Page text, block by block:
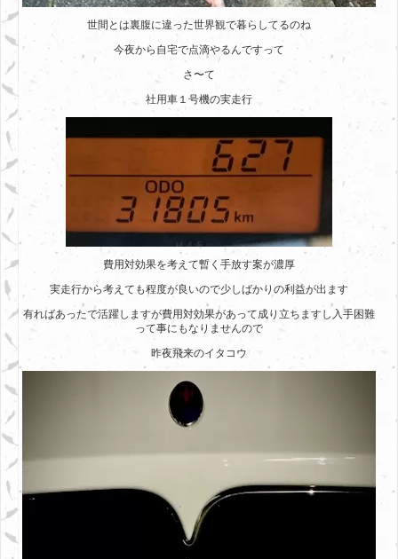
世間とは裏腹に違った世界観で暮らしてるのね
今夜から自宅で点滴やるんですって
さ〜て
社用車１号機の実走行
費用対効果を考えて暫く手放す案が濃厚
実走行から考えても程度が良いので少しばかりの利益が出ます
有ればあったで活躍しますが費用対効果があって成り立ちますし入手困難
って事にもなりませんので
昨夜飛来のイタコウ